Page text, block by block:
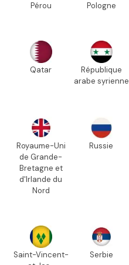
Pérou Pologne
Qatar
République
arabe syrienne
Royaume-Uni
de Grande-
Bretagne et
d'Irlande du
Nord
Russie
Saint-Vincent-
Serbie